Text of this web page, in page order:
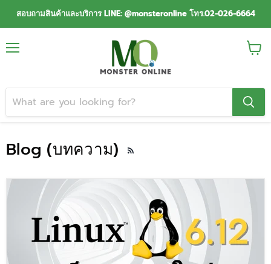
สอบถามสินค้าและบริการ LINE: @monsteronline โทร.02-026-6664
View
Blog (บทความ) RSS